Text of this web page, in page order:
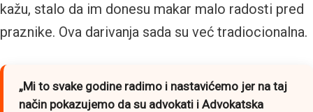
kažu, stalo da im donesu makar malo radosti pred
praznike. Ova darivanja sada su već tradiocionalna.
„Mi to svake godine radimo i nastavićemo jer na taj
način pokazujemo da su advokati i Advokatska